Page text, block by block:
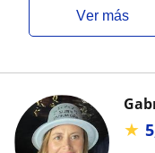
ver más
★